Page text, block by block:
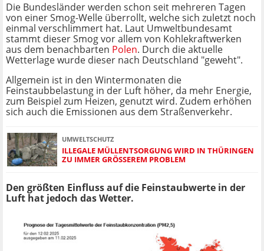
Die Bundesländer werden schon seit mehreren Tagen
von einer Smog-Welle überrollt, welche sich zuletzt noch
einmal verschlimmert hat. Laut Umweltbundesamt
stammt dieser Smog vor allem von Kohlekraftwerken
aus dem benachbarten Polen. Durch die aktuelle
Wetterlage wurde dieser nach Deutschland "geweht".
Allgemein ist in den Wintermonaten die
Feinstaubbelastung in der Luft höher, da mehr Energie,
zum Beispiel zum Heizen, genutzt wird. Zudem erhöhen
sich auch die Emissionen aus dem Straßenverkehr.
UMWELTSCHUTZ
ILLEGALE MÜLLENTSORGUNG WIRD IN THÜRINGEN
ZU IMMER GRÖSSEREM PROBLEM
Den größten Einfluss auf die Feinstaubwerte in der
Luft hat jedoch das Wetter.